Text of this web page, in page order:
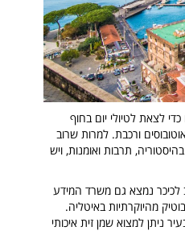
לצאת לטיולי יום בחוף
ורכבת. למרות שרוב
תרבות ואומנות, ויש
נמצא גם משרד המידע
מהיוקרתיות באיטליה.
ניתן למצוא שמן זית איכותי